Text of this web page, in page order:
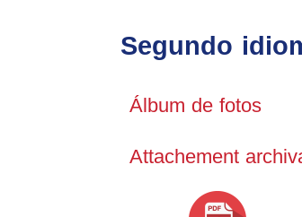
Segundo
Álbum de fotos
Attachement